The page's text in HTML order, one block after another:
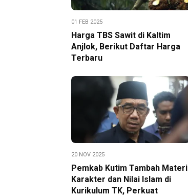
01 FEB 2025
Harga TBS Sawit di Kaltim
Anjlok, Berikut Daftar Harga
Terbaru
20 NOV 2025
Pemkab Kutim Tambah Materi
Karakter dan Nilai Islam di
Kurikulum TK, Perkuat